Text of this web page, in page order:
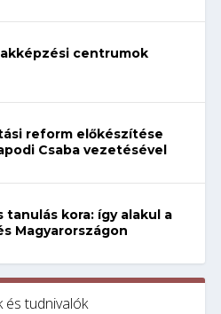
centrumok
reform előkészítése
Csaba vezetésével
tanulás kora: így alakul a
Magyarországon
és tudnivalók